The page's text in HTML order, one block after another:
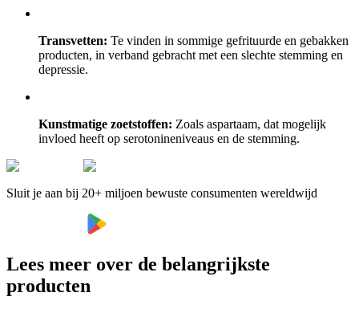
Transvetten: Te vinden in sommige gefrituurde en gebakken
producten, in verband gebracht met een slechte stemming en
depressie.
Kunstmatige zoetstoffen: Zoals aspartaam, dat mogelijk
invloed heeft op serotonineniveaus en de stemming.
Sluit je aan bij 20+ miljoen bewuste consumenten wereldwijd
Lees meer over de belangrijkste
producten